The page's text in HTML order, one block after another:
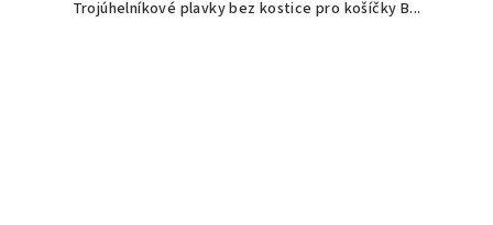
Trojúhelníkové plavky bez kostice pro košíčky B...